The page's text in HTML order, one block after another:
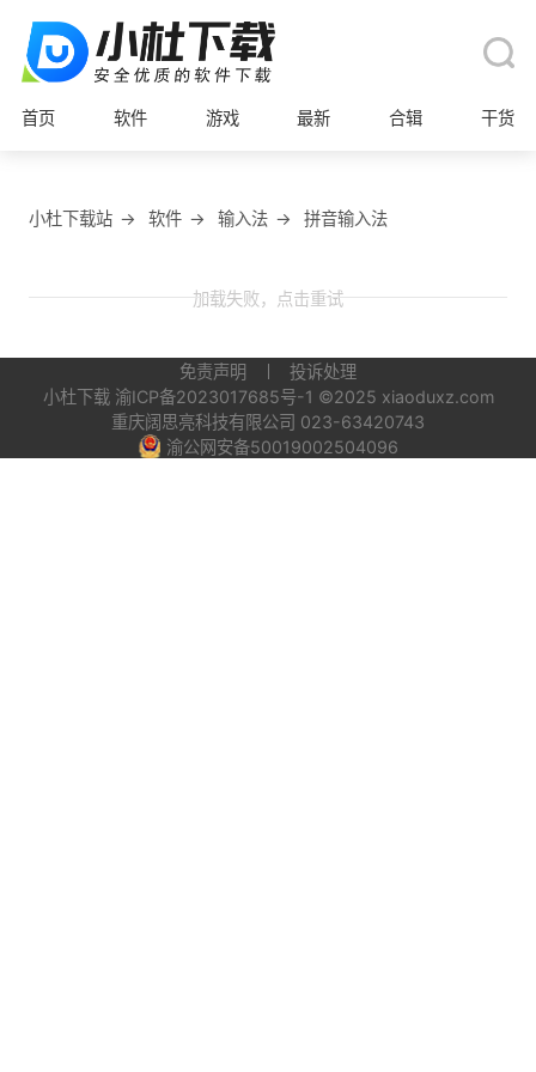
首页 软件 游戏 最新 合辑 干货
小杜下载站 → 软件 → 输入法 → 拼音输入法
加载失败，点击重试
免责声明
投诉处理
小杜下载 渝ICP备2023017685号-1 ©2025 xiaoduxz.com
重庆阔思亮科技有限公司 023-63420743
渝公网安备50019002504096